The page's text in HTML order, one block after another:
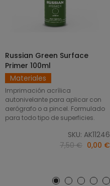
AÑADIR AL CARRITO
Russian Green Surface
Primer 100ml
Materiales
Imprimación acrílica
autonivelante para aplicar con
aerógrafo o a pincel. Formulado
para todo tipo de superficies.
SKU: AK11246
7,50 € 0,00 €